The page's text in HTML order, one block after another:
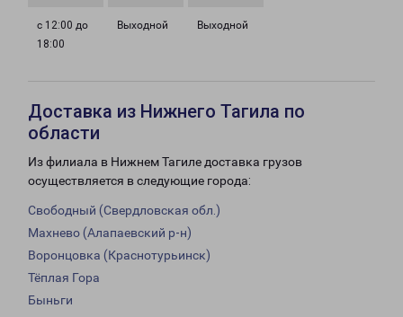
с 12:00 до
18:00
Выходной Выходной
Доставка из Нижнего Тагила по
области
Из филиала в Нижнем Тагиле доставка грузов
осуществляется в следующие города:
Свободный (Свердловская обл.)
Махнево (Алапаевский р-н)
Воронцовка (Краснотурьинск)
Тёплая Гора
Быньги